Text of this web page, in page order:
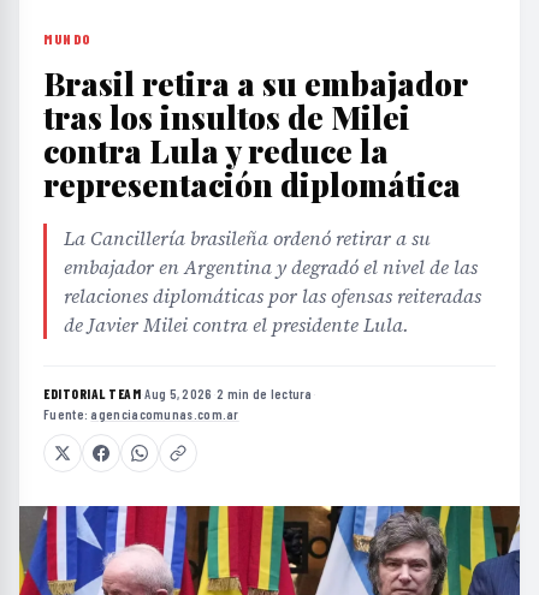
MUNDO
Brasil retira a su embajador
tras los insultos de Milei
contra Lula y reduce la
representación diplomática
La Cancillería brasileña ordenó retirar a su
embajador en Argentina y degradó el nivel de las
relaciones diplomáticas por las ofensas reiteradas
de Javier Milei contra el presidente Lula.
EDITORIAL TEAM·Aug 5, 2026 ·2 min de lectura ·
Fuente:agenciacomunas.com.ar